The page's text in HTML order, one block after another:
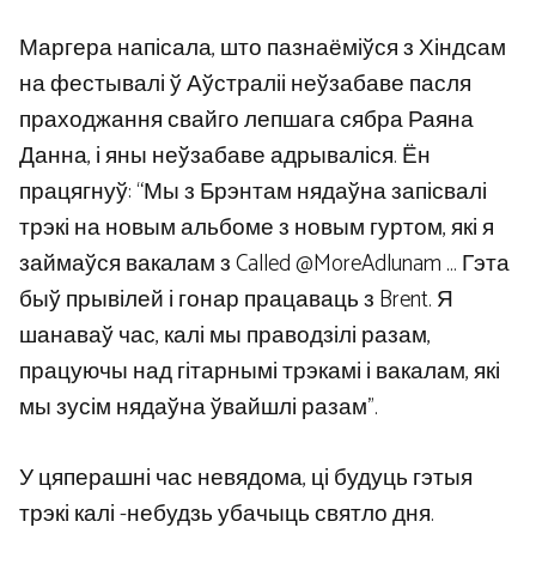
Маргера напісала, што пазнаёміўся з Хіндсам
на фестывалі ў Аўстраліі неўзабаве пасля
праходжання свайго лепшага сябра Раяна
Данна, і яны неўзабаве адрываліся. Ён
працягнуў: “Мы з Брэнтам нядаўна запісвалі
трэкі на новым альбоме з новым гуртом, які я
займаўся вакалам з Called @MoreAdlunam … Гэта
быў прывілей і гонар працаваць з Brent. Я
шанаваў час, калі мы праводзілі разам,
працуючы над гітарнымі трэкамі і вакалам, які
мы зусім нядаўна ўвайшлі разам”.
У цяперашні час невядома, ці будуць гэтыя
трэкі калі -небудзь убачыць святло дня.